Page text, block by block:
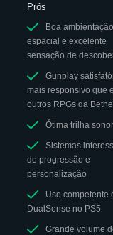
Prós
Boa ambientação
espacial e excelente
sensação de
Gunplay
mais responsivo que
outros RPGs da
Ótima trilha
Sistemas
de progressão e
personalização
Uso competente
DualSense no PS5
Grande volume